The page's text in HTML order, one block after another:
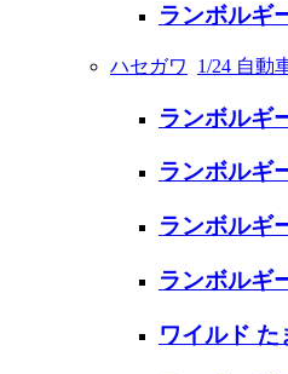
ランボルギ
ハセガワ 1/24 自動
ランボルギ
ランボルギ
ランボルギ
ランボルギ
ワイルド た